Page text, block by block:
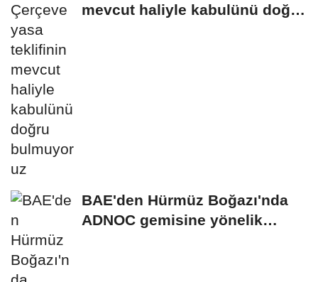
mevcut haliyle kabulünü doğru
BAE'den Hürmüz Boğazı'nda
ADNOC gemisine yönelik